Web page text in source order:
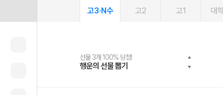
고3·N수 고2 고1 대
선물 3개 100% 당첨!
행운의 선물 뽑기
선물 100% 증정!
메가스터디 X 올리브
여름방학 스터디 캐시백
메가런 썸머스쿨
2027 러셀 단과
강사 공개선발
스마트러닝앱
설문 EVENT
메가패스
3일 무료 체험권
메가패스 수강생 무료혜택!
메가클럽 멤버십
사회공헌 캠페인
희망이룸 메가나눔